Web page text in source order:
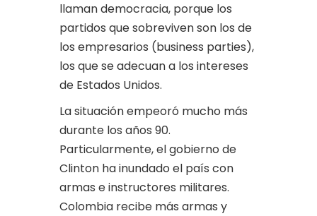
llaman democracia, porque los
partidos que sobreviven son los de
los empresarios (business parties),
los que se adecuan a los intereses
de Estados Unidos.
La situación empeoró mucho más
durante los años 90.
Particularmente, el gobierno de
Clinton ha inundado el país con
armas e instructores militares.
Colombia recibe más armas y